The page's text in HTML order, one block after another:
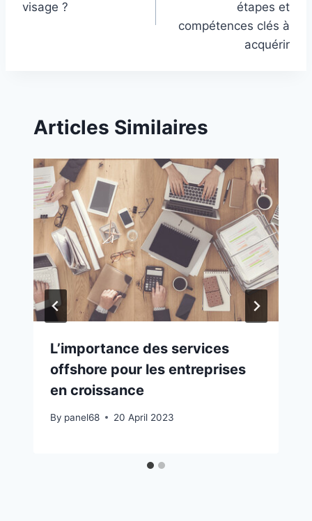
visage ?
étapes et
compétences clés à
acquérir
Articles Similaires
L’importance des services
offshore pour les entreprises
en croissance
By panel68 20 April 2023